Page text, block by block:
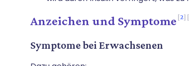
Anzeichen und Symptome 2
Symptome bei Erwachsenen